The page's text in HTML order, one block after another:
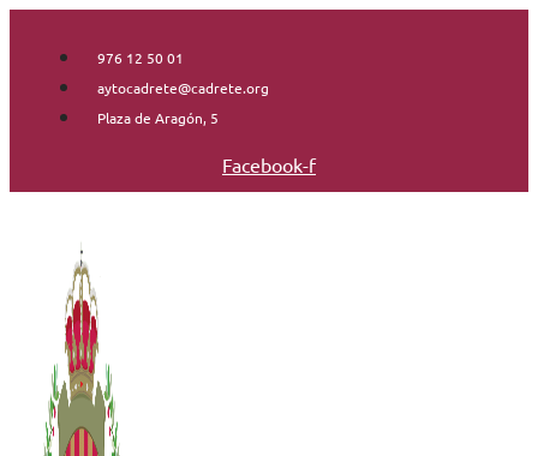
contenido
976 12 50 01
aytocadrete@cadrete.org
Plaza de Aragón, 5
Facebook-f